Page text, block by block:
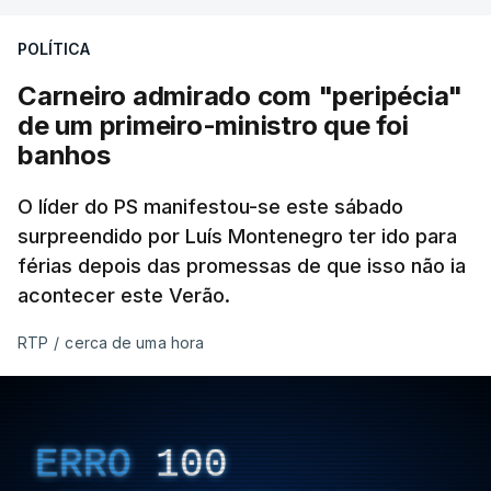
POLÍTICA
Carneiro admirado com "peripécia"
de um primeiro-ministro que foi
banhos
O líder do PS manifestou-se este sábado
surpreendido por Luís Montenegro ter ido para
férias depois das promessas de que isso não ia
acontecer este Verão.
RTP / cerca de uma hora
ERRO 100